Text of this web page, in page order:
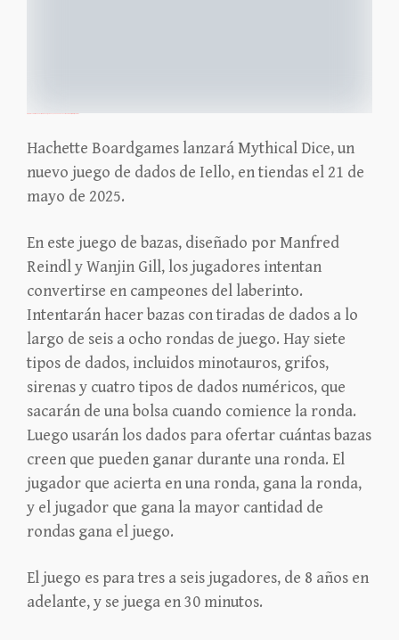
Hachette Boardgames lanzará Mythical Dice, un
nuevo juego de dados de Iello, en tiendas el 21 de
mayo de 2025.
En este juego de bazas, diseñado por Manfred
Reindl y Wanjin Gill, los jugadores intentan
convertirse en campeones del laberinto.
Intentarán hacer bazas con tiradas de dados a lo
largo de seis a ocho rondas de juego. Hay siete
tipos de dados, incluidos minotauros, grifos,
sirenas y cuatro tipos de dados numéricos, que
sacarán de una bolsa cuando comience la ronda.
Luego usarán los dados para ofertar cuántas bazas
creen que pueden ganar durante una ronda. El
jugador que acierta en una ronda, gana la ronda,
y el jugador que gana la mayor cantidad de
rondas gana el juego.
El juego es para tres a seis jugadores, de 8 años en
adelante, y se juega en 30 minutos.